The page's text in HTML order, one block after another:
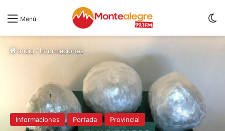
Menú
Inicio/Informaciones
Informaciones Portada Provincial